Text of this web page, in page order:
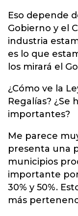
Eso depende
Gobierno y el
industria
es lo que
los mirará el
¿Cómo ve la
Regalías? ¿Se
importantes?
Me parece
presenta una
municipios
importante
30% y 50%.
más